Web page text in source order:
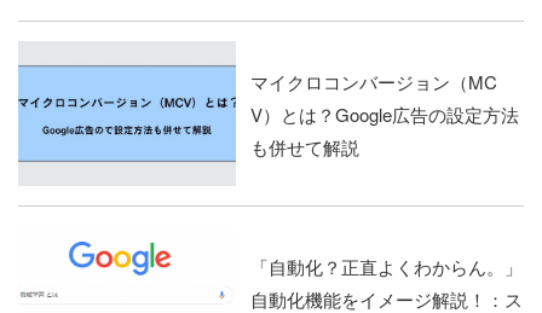
マイクロコンバージョン（MC
V）とは？Google広告の設定方法
も併せて解説
「自動化？正直よくわからん。」
自動化機能をイメージ解説！：ス